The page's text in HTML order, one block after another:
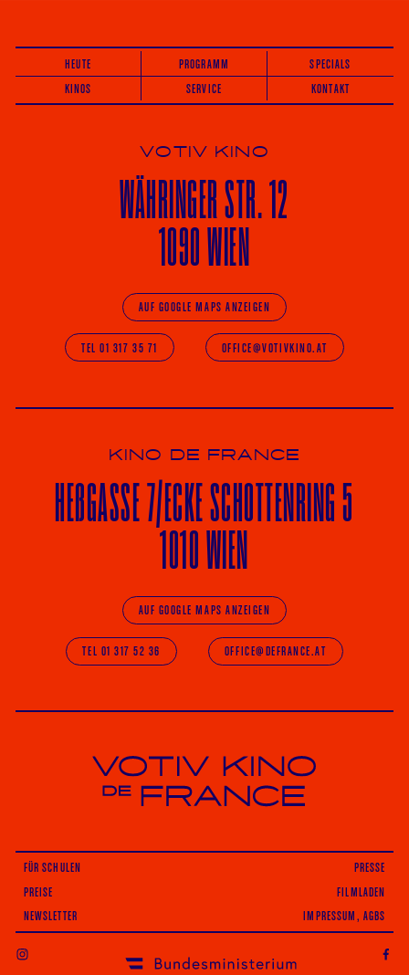
HEUTE PROGRAMM
SPECIALS
KINOS
SERVICE KONTAKT
VOTIV KINO
WÄHRINGERSTR. 12
1090 WIEN
AUF GOOGLE MAPS ANZEIGEN
TEL 01 317 35 71 OFFICE@VOTIVKINO.AT
KINO DE FRANCE
HEßGASSE 7/ECKESCHOTTENRING 5
1010 WIEN
AUF GOOGLE MAPS ANZEIGEN
TEL 01 317 52 36 OFFICE@DEFRANCE.AT
Votiv Kino und Kino De France in Wien
FÜR SCHULEN
PRESSE
PREISE
FILMLADEN
NEWSLETTER IMPRESSUM, AGBS